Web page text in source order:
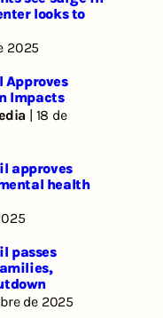
looks to
2025
Approves
Impacts
| 18 de
approves
health
passes
de 2025